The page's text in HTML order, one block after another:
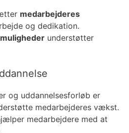
medarbejderes
og dedikation.
understøtter
og uddannelsesforløb er
medarbejderes vækst.
medarbejdere med at